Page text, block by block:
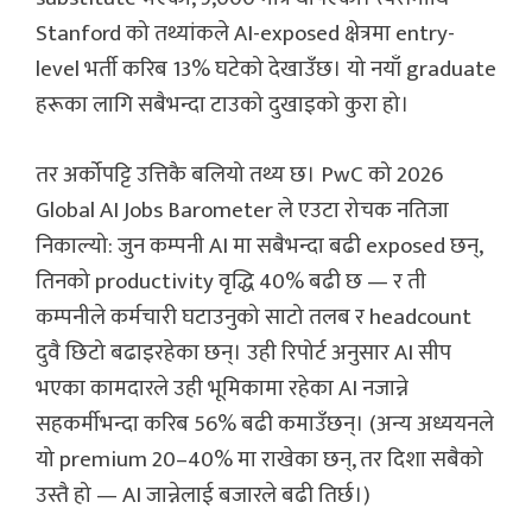
Stanford को तथ्यांकले AI-exposed क्षेत्रमा entry-
level भर्ती करिब 13% घटेको देखाउँछ। यो नयाँ graduate
हरूका लागि सबैभन्दा टाउको दुखाइको कुरा हो।
तर अर्कोपट्टि उत्तिकै बलियो तथ्य छ। PwC को 2026
Global AI Jobs Barometer ले एउटा रोचक नतिजा
निकाल्यो: जुन कम्पनी AI मा सबैभन्दा बढी exposed छन्,
तिनको productivity वृद्धि 40% बढी छ — र ती
कम्पनीले कर्मचारी घटाउनुको साटो तलब र headcount
दुवै छिटो बढाइरहेका छन्। उही रिपोर्ट अनुसार AI सीप
भएका कामदारले उही भूमिकामा रहेका AI नजान्ने
सहकर्मीभन्दा करिब 56% बढी कमाउँछन्। (अन्य अध्ययनले
यो premium 20–40% मा राखेका छन्, तर दिशा सबैको
उस्तै हो — AI जान्नेलाई बजारले बढी तिर्छ।)